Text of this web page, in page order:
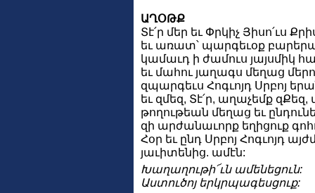
ԱՂՕԹՔ
Տէ՛ր մեր եւ Փրկիչ Յիսո՛ւս
եւ առատ՝ պարգեւօք
կամաւդ ի ժամուս յայսմիկ
եւ մահու յաղագս մեղաց
զպարգեւս Հոգւոյդ Սրբոյ
եւ զմեզ, Տէ՛ր, աղաչեմք
թողութեան մեղաց եւ
զի արժանաւորք եղիցուք
Հօր եւ ընդ Սրբոյ Հոգւոյդ
յաւիտենից. ամէն:
Խաղաղութի՜ւն ամենեցուն:
Աստուծոյ երկրպագեսցուք: